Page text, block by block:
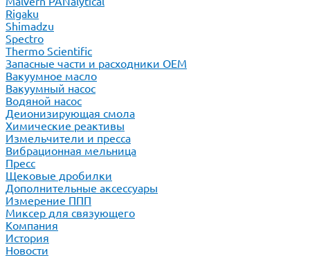
Rigaku
Shimadzu
Spectro
Thermo Scientific
Запасные части и расходники ОЕМ
Вакуумное масло
Вакуумный насос
Водяной насос
Деионизирующая смола
Химические реактивы
Измельчители и пресса
Вибрационная мельница
Пресс
Щековые дробилки
Дополнительные аксессуары
Измерение ППП
Миксер для связующего
Компания
История
Новости